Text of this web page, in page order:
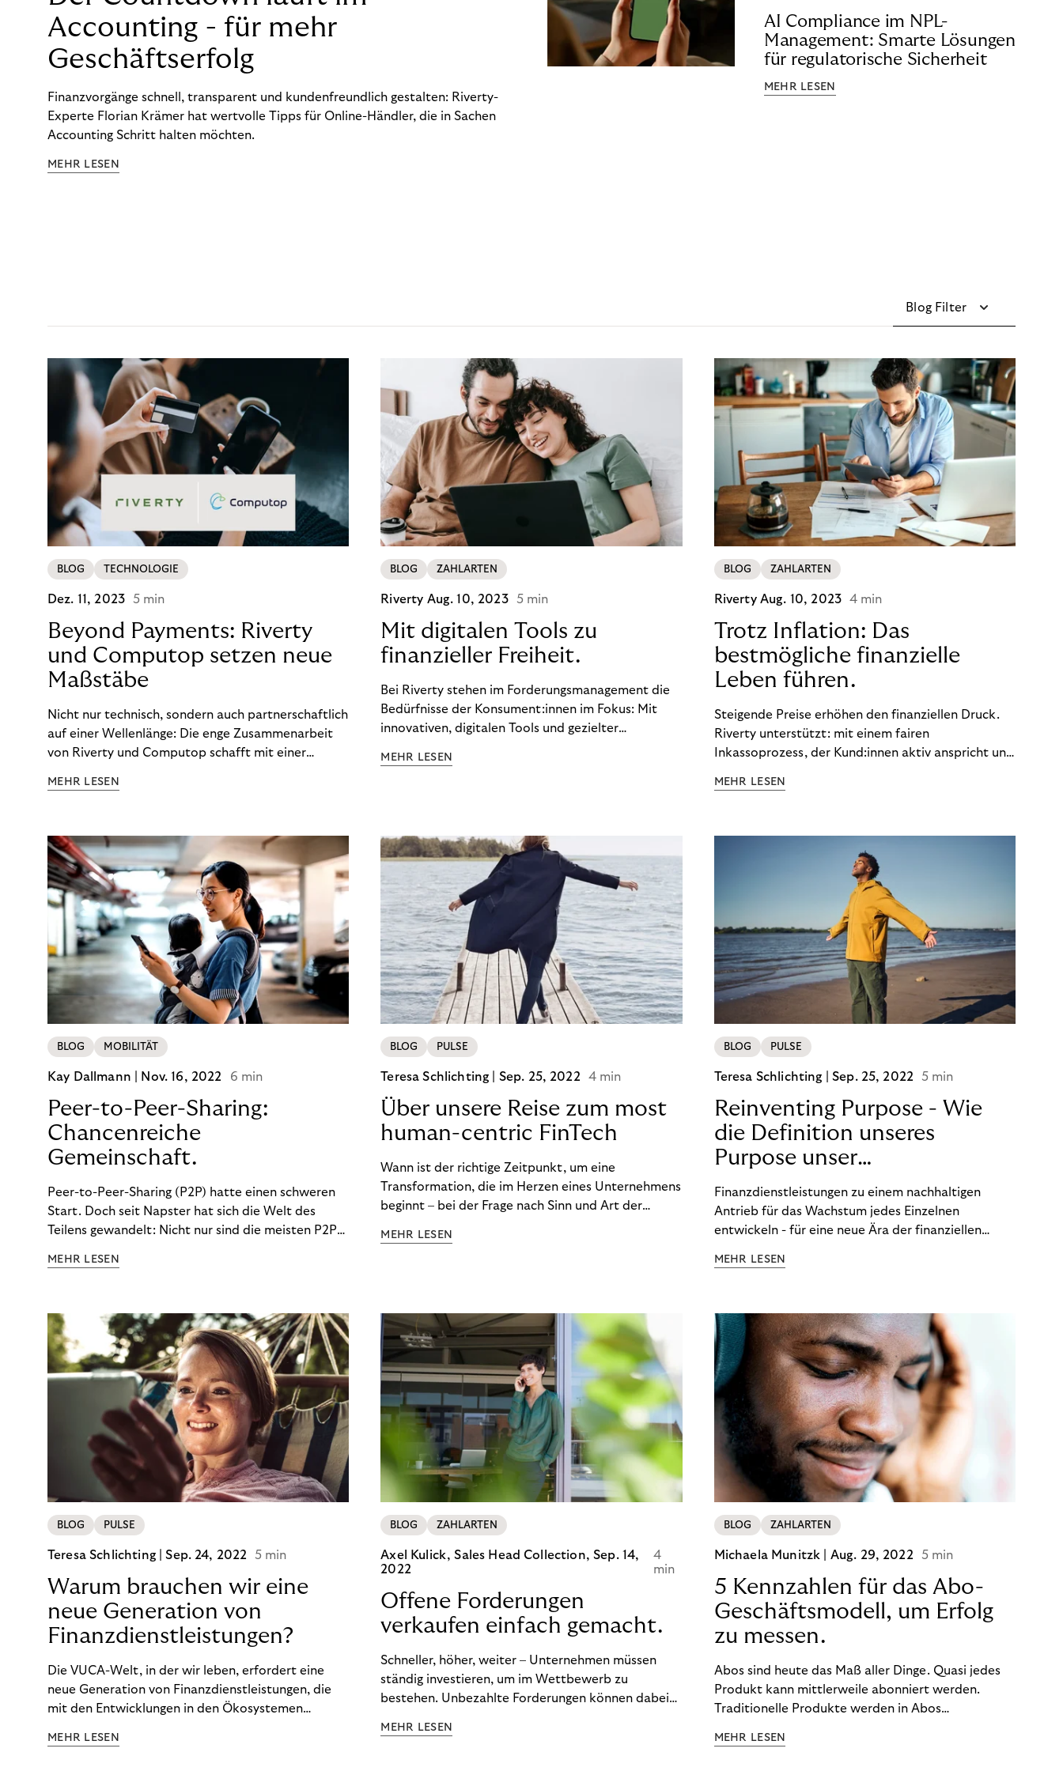
Accounting - für mehr
Geschäftserfolg
Finanzvorgänge schnell, transparent und kundenfreundlich gestalten: Riverty-
Experte Florian Krämer hat wertvolle Tipps für Online-Händler, die in Sachen
Accounting Schritt halten möchten.
MEHR LESEN
AI Compliance im NPL-
Management: Smarte Lösungen
für regulatorische Sicherheit
MEHR LESEN
Blog Filter
BLOG TECHNOLOGIE
Dez. 11, 2023 5 min
Beyond Payments: Riverty
und Computop setzen neue
Maßstäbe
Nicht nur technisch, sondern auch partnerschaftlich
auf einer Wellenlänge: Die enge Zusammenarbeit
von Riverty und Computop schafft mit einer
Zahlungsabwicklung echte Mehrwerte für Händler.
MEHR LESEN
BLOG ZAHLARTEN
Riverty Aug. 10, 2023 5 min
Mit digitalen Tools zu
finanzieller Freiheit.
Bei Riverty stehen im Forderungsmanagement die
Bedürfnisse der Konsument:innen im Fokus: Mit
innovativen, digitalen Tools und gezielter
ein Leben in finanzieller Freiheit zu führen. So
MEHR LESEN
BLOG ZAHLARTEN
Riverty Aug. 10, 2023 4 min
Trotz Inflation: Das
bestmögliche finanzielle
Leben führen.
Steigende Preise erhöhen den finanziellen Druck.
Riverty unterstützt: mit einem fairen
Inkassoprozess, der Kund:innen aktiv anspricht und
Finanzbildung ermöglicht. So bleiben Menschen
MEHR LESEN
BLOG MOBILITÄT
Kay Dallmann | Nov. 16, 2022 6 min
Peer-to-Peer-Sharing:
Chancenreiche
Gemeinschaft.
Peer-to-Peer-Sharing (P2P) hatte einen schweren
Start. Doch seit Napster hat sich die Welt des
Teilens gewandelt: Nicht nur sind die meisten P2P-
wird, hat sich geändert. Das bietet Unternehmen
MEHR LESEN
BLOG PULSE
Teresa Schlichting | Sep. 25, 2022 4 min
Über unsere Reise zum most
human-centric FinTech
Wann ist der richtige Zeitpunkt, um eine
Transformation, die im Herzen eines Unternehmens
beginnt – bei der Frage nach Sinn und Art der
kommuniziert man ein Ziel, das so ganzheitlich ist,
Krisen der richtige Moment, über eine Zukunft zu
sprechen, die den Menschen in den Mittelpunkt
unseres wirtschaftlichen Handelns stellt? Eine
Zukunft, die auf der festen Überzeugung aufbaut,
dass jeder das Recht haben sollte, seiner Berufung
und Leidenschaft zu folgen?
MEHR LESEN
BLOG PULSE
Teresa Schlichting |Sep. 25, 2022 5 min
Reinventing Purpose - Wie
die Definition unseres
Purpose unser
Transformation beeinflusst
hat!
Finanzdienstleistungen zu einem nachhaltigen
Antrieb für das Wachstum jedes Einzelnen
entwickeln - für eine neue Ära der finanziellen
Startpunkt unserer Transformation. Lesen Sie mehr
haben.
MEHR LESEN
BLOG PULSE
Teresa Schlichting |Sep. 24, 2022 5 min
Warum brauchen wir eine
neue Generation von
Finanzdienstleistungen?
Die VUCA-Welt, in der wir leben, erfordert eine
neue Generation von Finanzdienstleistungen, die
mit den Entwicklungen in den Ökosystemen
finanzielle Situation jedes Einzelnen zugeschnitten
MEHR LESEN
BLOG ZAHLARTEN
Axel Kulick, Sales Head Collection,Sep. 14,
2022
4
min
Offene Forderungen
verkaufen einfach gemacht.
Schneller, höher, weiter – Unternehmen müssen
ständig investieren, um im Wettbewerb zu
bestehen. Unbezahlte Forderungen können dabei
leiden. Und die Kosten für das
MEHR LESEN
BLOG ZAHLARTEN
Michaela Munitzk | Aug. 29, 2022 5 min
5 Kennzahlen für das Abo-
Geschäftsmodell, um Erfolg
zu messen.
Abos sind heute das Maß aller Dinge. Quasi jedes
Produkt kann mittlerweile abonniert werden.
Traditionelle Produkte werden in Abos
Anfang an im Abo. Sie möchten auch am Abomarkt
MEHR LESEN